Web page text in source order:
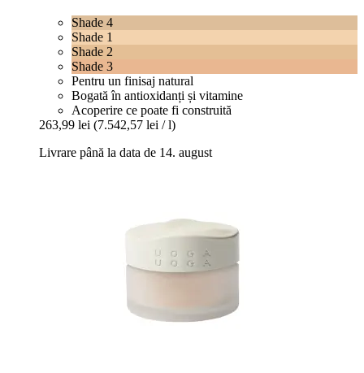
Shade 4
Shade 1
Shade 2
Shade 3
Pentru un finisaj natural
Bogată în antioxidanți și vitamine
Acoperire ce poate fi construită
263,99 lei (7.542,57 lei / l)
Livrare până la data de 14. august